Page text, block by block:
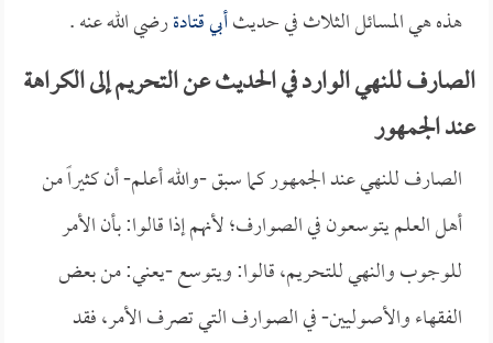
هذه هي المسائل الثلاث في حديثأبي قتادةرضي الله عنه .
الصارف للنهي الوارد في الحديث عن التحريم إلى الكراهة
عند الجمهور
الصارف للنهي عند الجمهور كما سبق -والله أعلم- أن كثيراً من
أهل العلم يتوسعون في الصوارف؛ لأنهم إذا قالوا: بأن الأمر
للوجوب والنهي للتحريم، قالوا: ويتوسع -يعني: من بعض
الفقهاء والأصوليين- في الصوارف التي تصرف الأمر، فقد